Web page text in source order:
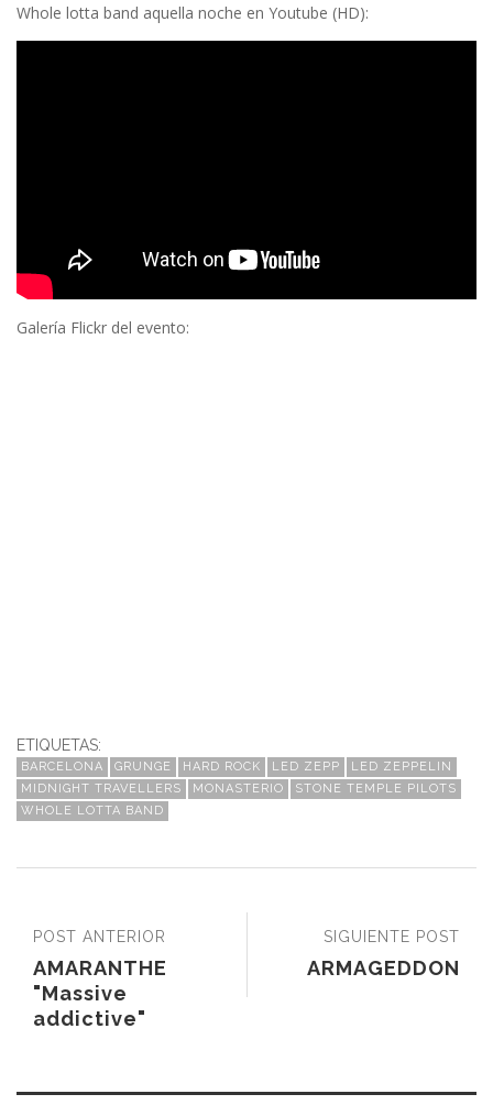
Whole lotta band aquella noche en Youtube (HD):
Galería Flickr del evento:
ETIQUETAS:
BARCELONA GRUNGE HARD ROCK LED ZEPP
LED ZEPPELIN
MIDNIGHT TRAVELLERS
MONASTERIO
STONE TEMPLE PILOTS
WHOLE LOTTA BAND
SIGUIENTE POST
ARMAGEDDON
POST ANTERIOR
AMARANTHE
"Massive
addictive"